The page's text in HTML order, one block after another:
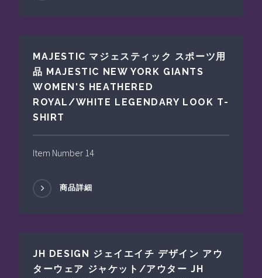
MAJESTIC マジェスティック スポーツ用
品 MAJESTIC NEW YORK GIANTS
WOMEN'S HEATHERED
ROYAL/WHITE LEGENDARY LOOK T-
SHIRT
Item Number 14
商品詳細
JH DESIGN ジェイエイチ デザイン アウ
ターウェア ジャケット/アウター JH